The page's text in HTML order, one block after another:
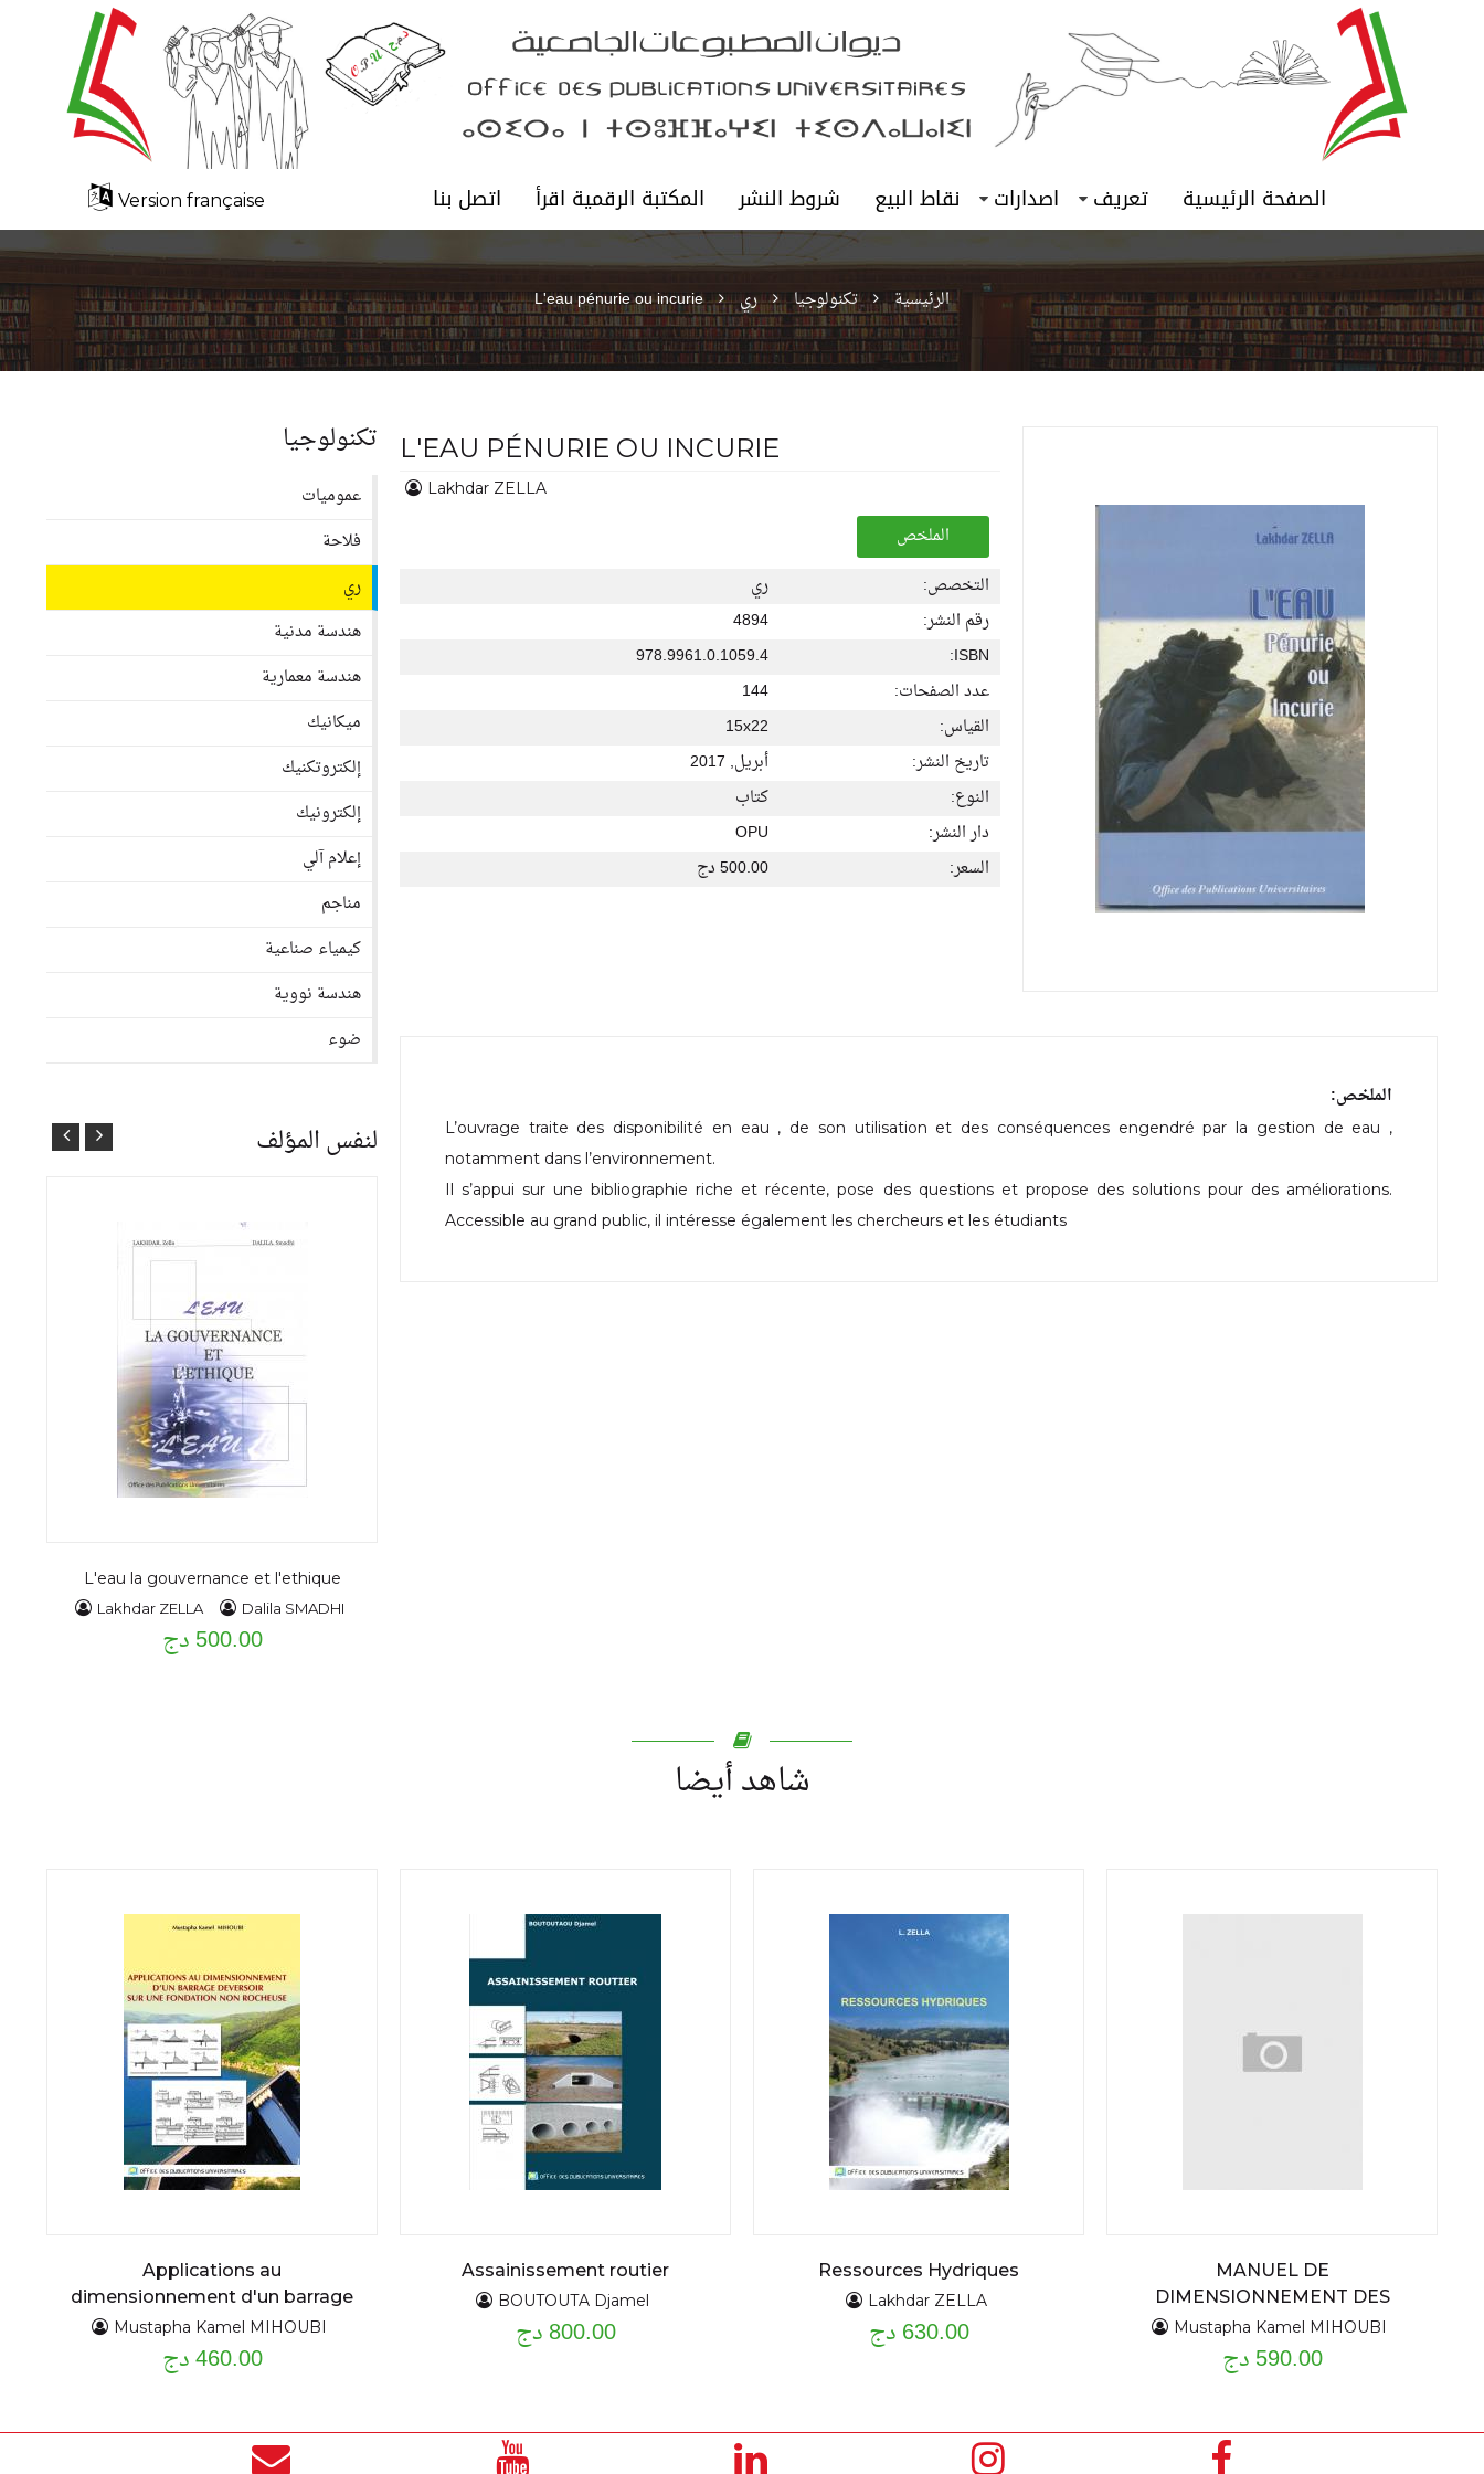
الصفحة الرئيسية تعريف اصدارات نقاط البيع شروط النشر المكتبة الرقمية اقرأ اتصل بنا Version française
الرئيسية تكنولوجيا ري L'eau pénurie ou incurie
L'EAU PÉNURIE OU INCURIE
Lakhdar ZELLA
الملخص
التخصص:
ري
رقم النشر:
4894
ISBN:
978.9961.0.1059.4
عدد الصفحات:
144
القياس:
15x22
تاريخ النشر:
أبريل, 2017
النوع:
كتاب
دار النشر:
OPU
السعر:
500.00 دج
الملخص:
L’ouvrage traite des disponibilité en eau , de son utilisation et des conséquences engendré par la gestion de eau ,
notamment dans l’environnement.
Il s’appui sur une bibliographie riche et récente, pose des questions et propose des solutions pour des améliorations.
Accessible au grand public, il intéresse également les chercheurs et les étudiants
تكنولوجيا
عموميات
فلاحة
ري
هندسة مدنية
هندسة معمارية
ميكانيك
إلكتروتكنيك
إلكترونيك
إعلام آلي
مناجم
كيمياء صناعية
هندسة نووية
ضوء
لنفس المؤلف
L'eau la gouvernance et l'ethique
Lakhdar ZELLA Dalila SMADHI
500.00 دج
شاهد أيضا
MANUEL DE
DIMENSIONNEMENT DES
BARRAGES EN MATERIAUX
LOCAUX
Mustapha Kamel MIHOUBI
590.00 دج
Ressources Hydriques
Lakhdar ZELLA
630.00 دج
Assainissement routier
BOUTOUTA Djamel
800.00 دج
Applications au
dimensionnement d'un barrage
deversoir sur une fondation non
rocheuse
Mustapha Kamel MIHOUBI
460.00 دج